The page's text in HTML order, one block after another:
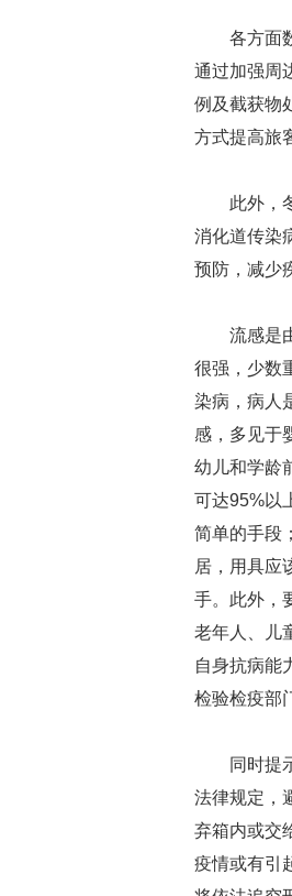
各方面
通过加强周
例及截获物
方式提高旅
此外，
消化道传染
预防，减少
流感是
很强，少数
染病，病人
感，多见于
幼儿和学龄
可达95%以
简单的手段
居，用具应
手。此外，
老年人、儿
自身抗病能
检验检疫部
同时提
法律规定，
弃箱内或交
疫情或有引